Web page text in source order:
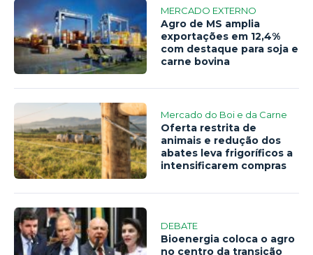
MERCADO EXTERNO
Agro de MS amplia
exportações em 12,4%
com destaque para soja e
carne bovina
Mercado do Boi e da Carne
Oferta restrita de
animais e redução dos
abates leva frigoríficos a
intensificarem compras
DEBATE
Bioenergia coloca o agro
no centro da transição